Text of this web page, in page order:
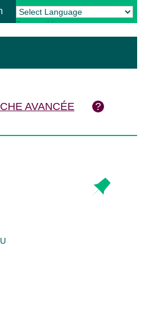
Powered by Translate
AVANCÉE